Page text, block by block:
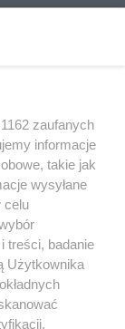
Informacyjny Miasta
HOSTING
KONTAKT
zaufanych
informacje
takie jak
wysyłane
celu
treści, badanie
Użytkownika